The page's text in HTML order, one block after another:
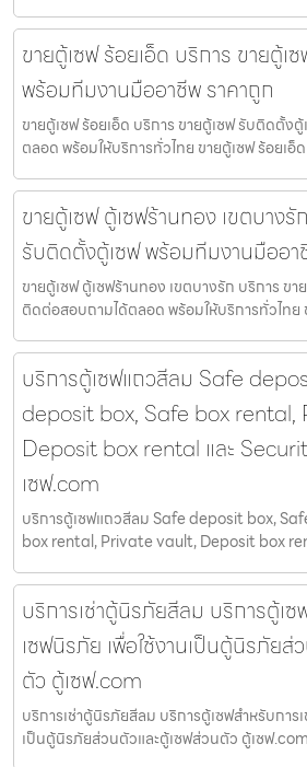
ขายตู้เซฟ ร้อยเอ็ด บริการ ขายตู้เ
พร้อมทีมงานมืออาชีพ ราคาถูก
ขายตู้เซฟ ร้อยเอ็ด บริการ ขายตู้เซฟ รับติดตั้ง
ตลอด พร้อมให้บริการทั่วไทย ขายตู้เซฟ ร้อยเอ็
ขายตู้เซฟ ตู้เซฟร้านทอง เขตบาง
รับติดตั้งตู้เซฟ พร้อมทีมงานมืออา
ขายตู้เซฟ ตู้เซฟร้านทอง เขตบางรัก บริการ ข
ติดต่อสอบถามได้ตลอด พร้อมให้บริการทั่วไทย
บริการตู้เซฟแถวสีลม Safe
deposit box, Safe box rental,
Deposit box rental และ
เซฟ.com
บริการตู้เซฟแถวสีลม Safe deposit box,
box rental, Private vault, Deposit box
บริการเช่าตู้นิรภัยสีลม บริการตู้เซ
เซฟนิรภัย เพื่อใช้งานเป็นตู้นิรภัยส่
ตัว ตู้เซฟ.com
บริการเช่าตู้นิรภัยสีลม บริการตู้เซฟสำหรับการ
เป็นตู้นิรภัยส่วนตัวและตู้เซฟส่วนตัว ตู้เซฟ.com